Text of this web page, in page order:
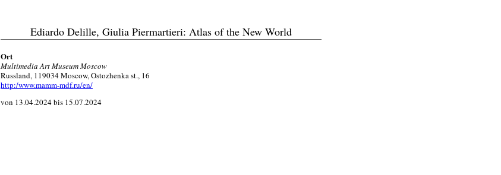
Ediardo Delille, Giulia Piermartieri: Atlas of the New World
Ort
Multimedia Art Museum Moscow
Russland, 119034 Moscow, Ostozhenka st., 16
http:/www.mamm-mdf.ru/en/
von 13.04.2024 bis 15.07.2024